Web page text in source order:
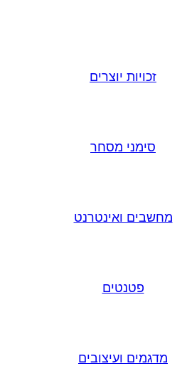
זכויות יוצרים
סימני מסחר
מחשבים ואינטרנט
פטנטים
מדגמים ועיצובים